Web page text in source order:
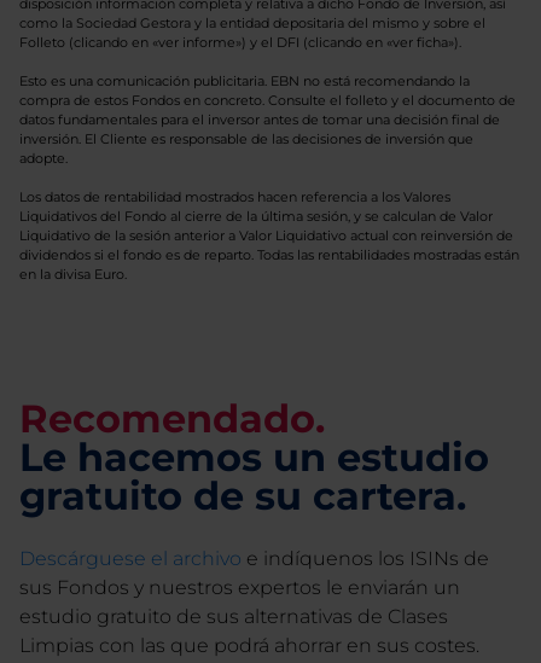
disposición información completa y relativa a dicho Fondo de Inversión, así
como la Sociedad Gestora y la entidad depositaria del mismo y sobre el
Folleto (clicando en «ver informe») y el DFI (clicando en «ver ficha»).
Esto es una comunicación publicitaria. EBN no está recomendando la
compra de estos Fondos en concreto. Consulte el folleto y el documento de
datos fundamentales para el inversor antes de tomar una decisión final de
inversión. El Cliente es responsable de las decisiones de inversión que
adopte.
Los datos de rentabilidad mostrados hacen referencia a los Valores
Liquidativos del Fondo al cierre de la última sesión, y se calculan de Valor
Liquidativo de la sesión anterior a Valor Liquidativo actual con reinversión de
dividendos si el fondo es de reparto. Todas las rentabilidades mostradas están
en la divisa Euro.
Recomendado.
Le hacemos un estudio
gratuito de su cartera.
Descárguese el archivo e indíquenos los ISINs de
sus Fondos y nuestros expertos le enviarán un
estudio gratuito de sus alternativas de Clases
Limpias con las que podrá ahorrar en sus costes.